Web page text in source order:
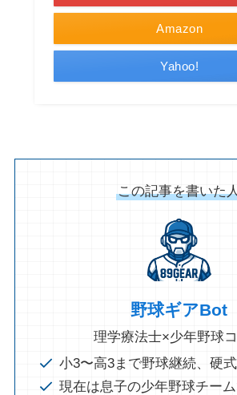
Amazon
Yahoo!
この記事を書いた
野球ギアBot
理学療法士×少年野球
小3〜高3まで野球継続、硬
現在は息子の少年野球チー